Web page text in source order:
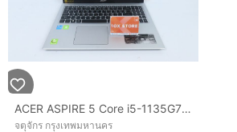
ACER ASPIRE 5 Core i5-1135G7 RAM16.512GB
จตุจักร กรุงเทพมหานคร